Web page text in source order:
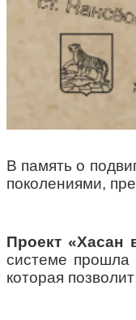
В память о
поколениями,
Проект «Хасан
системе прошла
которая